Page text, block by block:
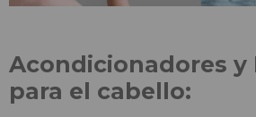
Acondicionadores y
para el cabello: